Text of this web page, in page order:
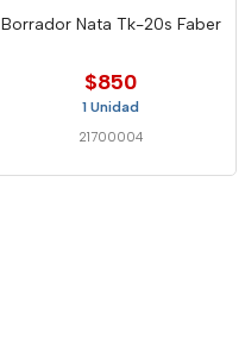
Borrador Nata Tk-20s Faber
$850
1 Unidad
21700004